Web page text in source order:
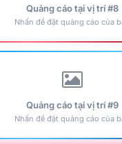
Quảng cáo tại vị trí #8
Nhấn để đặt quảng cáo của
Quảng cáo tại vị trí #9
Nhấn để đặt quảng cáo của